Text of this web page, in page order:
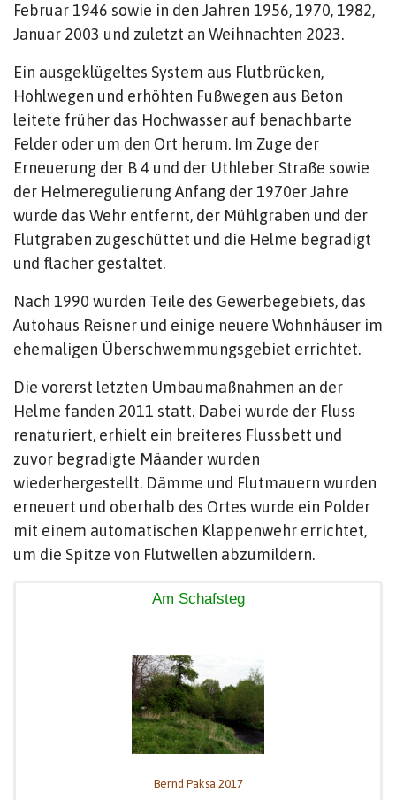
Februar 1946 sowie in den Jahren 1956, 1970, 1982,
Januar 2003 und zuletzt an Weihnachten 2023.
Ein ausgeklügeltes System aus Flutbrücken,
Hohlwegen und erhöhten Fußwegen aus Beton
leitete früher das Hochwasser auf benachbarte
Felder oder um den Ort herum. Im Zuge der
Erneuerung der B 4 und der Uthleber Straße sowie
der Helmeregulierung Anfang der 1970er Jahre
wurde das Wehr entfernt, der Mühlgraben und der
Flutgraben zugeschüttet und die Helme begradigt
und flacher gestaltet.
Nach 1990 wurden Teile des Gewerbegebiets, das
Autohaus Reisner und einige neuere Wohnhäuser im
ehemaligen Überschwemmungsgebiet errichtet.
Die vorerst letzten Umbaumaßnahmen an der
Helme fanden 2011 statt. Dabei wurde der Fluss
renaturiert, erhielt ein breiteres Flussbett und
zuvor begradigte Mäander wurden
wiederhergestellt. Dämme und Flutmauern wurden
erneuert und oberhalb des Ortes wurde ein Polder
mit einem automatischen Klappenwehr errichtet,
um die Spitze von Flutwellen abzumildern.
Am Schafsteg
Bernd Paksa 2017